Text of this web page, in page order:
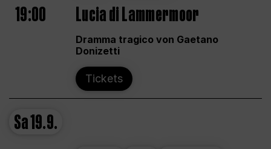
19:00 Lucia di Lammermoor
Dramma tragico von Gaetano
Donizetti
Tickets
Sa19.9.